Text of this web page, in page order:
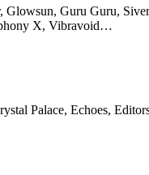
Glowsun, Guru Guru,
X, Vibravoid…
Palace, Echoes,